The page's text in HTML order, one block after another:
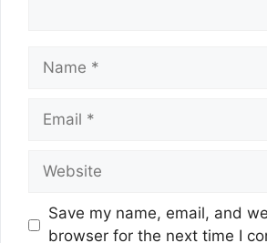
Name
Email
Website
Save my name, email, and
browser for the next time I